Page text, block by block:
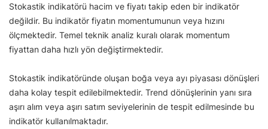
Stokastik indikatörü hacim ve fiyatı takip eden bir indikatör
değildir. Bu indikatör fiyatın momentumunun veya hızını
ölçmektedir. Temel teknik analiz kuralı olarak momentum
fiyattan daha hızlı yön değiştirmektedir.
Stokastik indikatöründe oluşan boğa veya ayı piyasası dönüşleri
daha kolay tespit edilebilmektedir. Trend dönüşlerinin yanı sıra
aşırı alım veya aşırı satım seviyelerinin de tespit edilmesinde bu
indikatör kullanılmaktadır.